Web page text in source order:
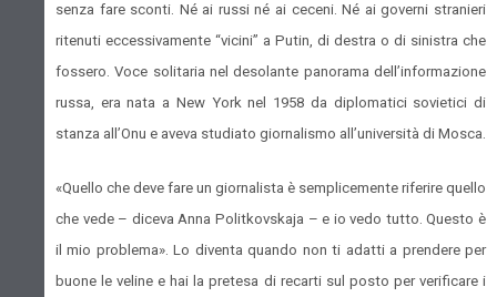
senza fare sconti. Né ai russi né ai ceceni. Né ai governi stranieri
ritenuti eccessivamente “vicini” a Putin, di destra o di sinistra che
fossero. Voce solitaria nel desolante panorama dell’informazione
russa, era nata a New York nel 1958 da diplomatici sovietici di
stanza all’Onu e aveva studiato giornalismo all’università di Mosca.
«Quello che deve fare un giornalista è semplicemente riferire quello
che vede – diceva Anna Politkovskaja – e io vedo tutto. Questo è
il mio problema». Lo diventa quando non ti adatti a prendere per
buone le veline e hai la pretesa di recarti sul posto per verificare i